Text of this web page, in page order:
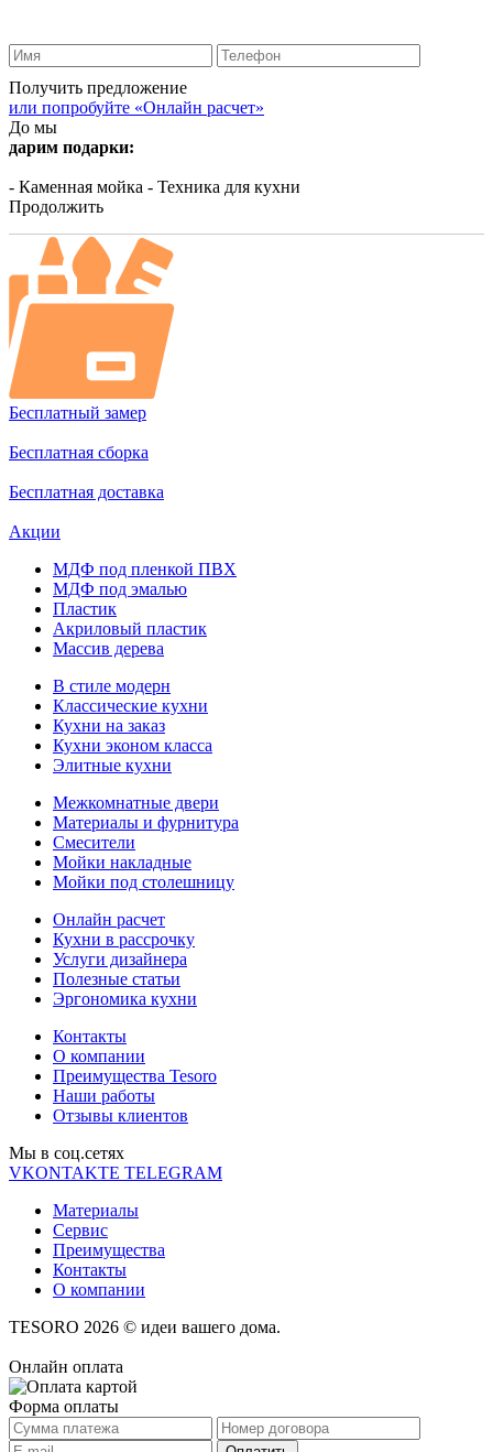
Получить предложение
или попробуйте «Онлайн расчет»
До мы
дарим подарки:
- Каменная мойка - Техника для кухни
Продолжить
Бесплатный замер
Бесплатная сборка
Бесплатная доставка
Акции
МДФ под пленкой ПВХ
МДФ под эмалью
Пластик
Акриловый пластик
Массив дерева
В стиле модерн
Классические кухни
Кухни на заказ
Кухни эконом класса
Элитные кухни
Межкомнатные двери
Материалы и фурнитура
Смесители
Мойки накладные
Мойки под столешницу
Онлайн расчет
Кухни в рассрочку
Услуги дизайнера
Полезные статьи
Эргономика кухни
Контакты
О компании
Преимущества Tesoro
Наши работы
Отзывы клиентов
Мы в соц.cетях
VKONTAKTE TELEGRAM
Материалы
Сервис
Преимущества
Контакты
О компании
TESORO 2026 © идеи вашего дома.
Онлайн оплата
Форма оплаты